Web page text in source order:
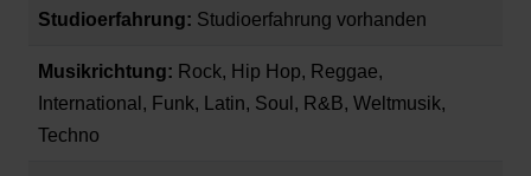
Studioerfahrung: Studioerfahrung vorhanden
Musikrichtung: Rock, Hip Hop, Reggae,
International, Funk, Latin, Soul, R&B, Weltmusik,
Techno